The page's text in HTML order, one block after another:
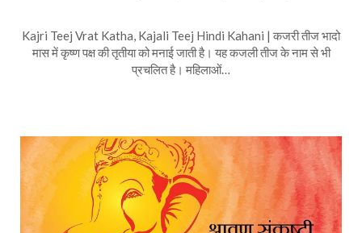
Kajri Teej Vrat Katha, Kajali Teej Hindi Kahani | कजरी तीज भादो
मास में कृष्ण पक्ष की तृतीया को मनाई जाती है। यह कजली तीज के नाम से भी
प्रचलित है। महिलाओं…